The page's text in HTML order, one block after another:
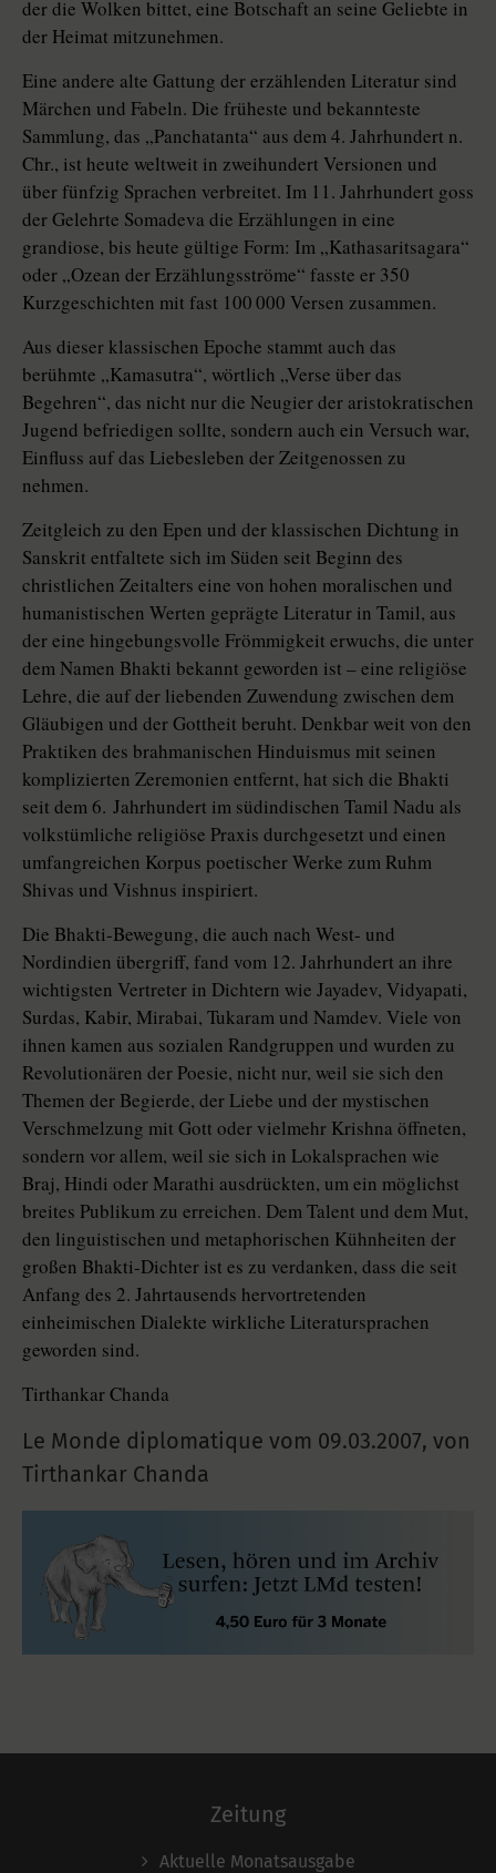
der die Wolken bittet, eine Botschaft an seine Geliebte in
der Heimat mitzunehmen.
Eine andere alte Gattung der erzählenden Literatur sind
Märchen und Fabeln. Die früheste und bekannteste
Sammlung, das „Panchatanta“ aus dem 4. Jahrhundert n.
Chr., ist heute weltweit in zweihundert Versionen und
über fünfzig Sprachen verbreitet. Im 11. Jahrhundert goss
der Gelehrte Somadeva die Erzählungen in eine
grandiose, bis heute gültige Form: Im „Kathasaritsagara“
oder „Ozean der Erzählungsströme“ fasste er 350
Kurzgeschichten mit fast 100 000 Versen zusammen.
Aus dieser klassischen Epoche stammt auch das
berühmte „Kamasutra“, wörtlich „Verse über das
Begehren“, das nicht nur die Neugier der aristokratischen
Jugend befriedigen sollte, sondern auch ein Versuch war,
Einfluss auf das Liebesleben der Zeitgenossen zu
nehmen.
Zeitgleich zu den Epen und der klassischen Dichtung in
Sanskrit entfaltete sich im Süden seit Beginn des
christlichen Zeitalters eine von hohen moralischen und
humanistischen Werten geprägte Literatur in Tamil, aus
der eine hingebungsvolle Frömmigkeit erwuchs, die unter
dem Namen Bhakti bekannt geworden ist – eine religiöse
Lehre, die auf der liebenden Zuwendung zwischen dem
Gläubigen und der Gottheit beruht. Denkbar weit von den
Praktiken des brahmanischen Hinduismus mit seinen
komplizierten Zeremonien entfernt, hat sich die Bhakti
seit dem 6. Jahrhundert im südindischen Tamil Nadu als
volkstümliche religiöse Praxis durchgesetzt und einen
umfangreichen Korpus poetischer Werke zum Ruhm
Shivas und Vishnus inspiriert.
Die Bhakti-Bewegung, die auch nach West- und
Nordindien übergriff, fand vom 12. Jahrhundert an ihre
wichtigsten Vertreter in Dichtern wie Jayadev, Vidyapati,
Surdas, Kabir, Mirabai, Tukaram und Namdev. Viele von
ihnen kamen aus sozialen Randgruppen und wurden zu
Revolutionären der Poesie, nicht nur, weil sie sich den
Themen der Begierde, der Liebe und der mystischen
Verschmelzung mit Gott oder vielmehr Krishna öffneten,
sondern vor allem, weil sie sich in Lokalsprachen wie
Braj, Hindi oder Marathi ausdrückten, um ein möglichst
breites Publikum zu erreichen. Dem Talent und dem Mut,
den linguistischen und metaphorischen Kühnheiten der
großen Bhakti-Dichter ist es zu verdanken, dass die seit
Anfang des 2. Jahrtausends hervortretenden
einheimischen Dialekte wirkliche Literatursprachen
geworden sind.
Tirthankar Chanda
Le Monde diplomatique vom 09.03.2007, von
Tirthankar Chanda
Zeitung
Aktuelle Monatsausgabe